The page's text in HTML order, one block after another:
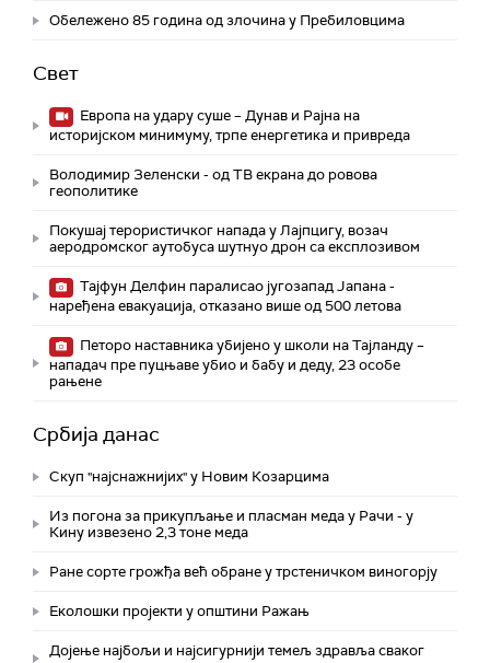
Обележено 85 година од злочина у Пребиловцима
Свет
Европа на удару суше – Дунав и Рајна на
историјском минимуму, трпе енергетика и привреда
Володимир Зеленски - од ТВ екрана до ровова
геополитике
Покушај терористичког напада у Лајпцигу, возач
аеродромског аутобуса шутнуо дрон са експлозивом
Тајфун Делфин паралисао југозапад Јапана -
наређена евакуација, отказано више од 500 летова
Петоро наставника убијено у школи на Тајланду –
нападач пре пуцњаве убио и бабу и деду, 23 особе
рањене
Србија данас
Скуп "најснажнијих" у Новим Козарцима
Из погона за прикупљање и пласман меда у Рачи - у
Кину извезено 2,3 тоне меда
Ране сорте грожђа већ обране у трстеничком виногорју
Eколошки пројекти у општини Ражањ
Дојење најбољи и најсигурнији темељ здравља сваког